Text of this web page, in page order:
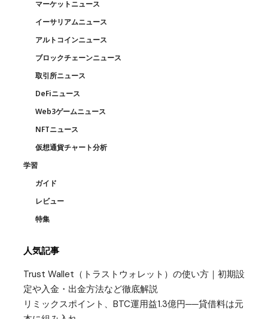
マーケットニュース
イーサリアムニュース
アルトコインニュース
ブロックチェーンニュース
取引所ニュース
DeFiニュース
Web3ゲームニュース
NFTニュース
仮想通貨チャート分析
学習
ガイド
レビュー
特集
人気記事
Trust Wallet（トラストウォレット）の使い方｜初期設
定や入金・出金方法など徹底解説
リミックスポイント、BTC運用益1.3億円──貸借料は元